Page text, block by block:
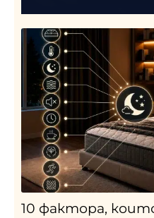
10 фактора,